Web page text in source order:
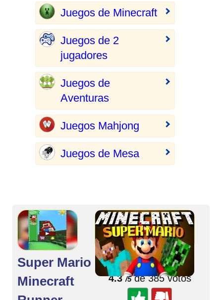
Juegos de Minecraft
Juegos de 2
jugadores
Juegos de
Aventuras
Juegos Mahjong
Juegos de Mesa
🌟 Valorar juego
4.3/5de 385 votos
Super Mario
Minecraft